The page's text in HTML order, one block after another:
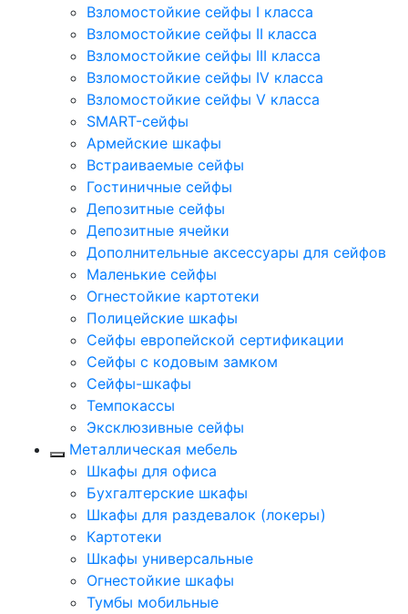
Взломостойкие сейфы I класса
Взломостойкие сейфы II класса
Взломостойкие сейфы III класса
Взломостойкие сейфы IV класса
Взломостойкие сейфы V класса
SMART-сейфы
Армейские шкафы
Встраиваемые сейфы
Гостиничные сейфы
Депозитные сейфы
Депозитные ячейки
Дополнительные аксессуары для сейфов
Маленькие сейфы
Огнестойкие картотеки
Полицейские шкафы
Сейфы европейской сертификации
Сейфы с кодовым замком
Сейфы-шкафы
Темпокассы
Эксклюзивные сейфы
Металлическая мебель
Шкафы для офиса
Бухгалтерские шкафы
Шкафы для раздевалок (локеры)
Картотеки
Шкафы универсальные
Огнестойкие шкафы
Тумбы мобильные